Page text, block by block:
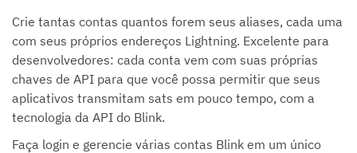
Crie tantas contas quantos forem seus aliases, cada uma
com seus próprios endereços Lightning. Excelente para
desenvolvedores: cada conta vem com suas próprias
chaves de API para que você possa permitir que seus
aplicativos transmitam sats em pouco tempo, com a
tecnologia da API do Blink.
Faça login e gerencie várias contas Blink em um único